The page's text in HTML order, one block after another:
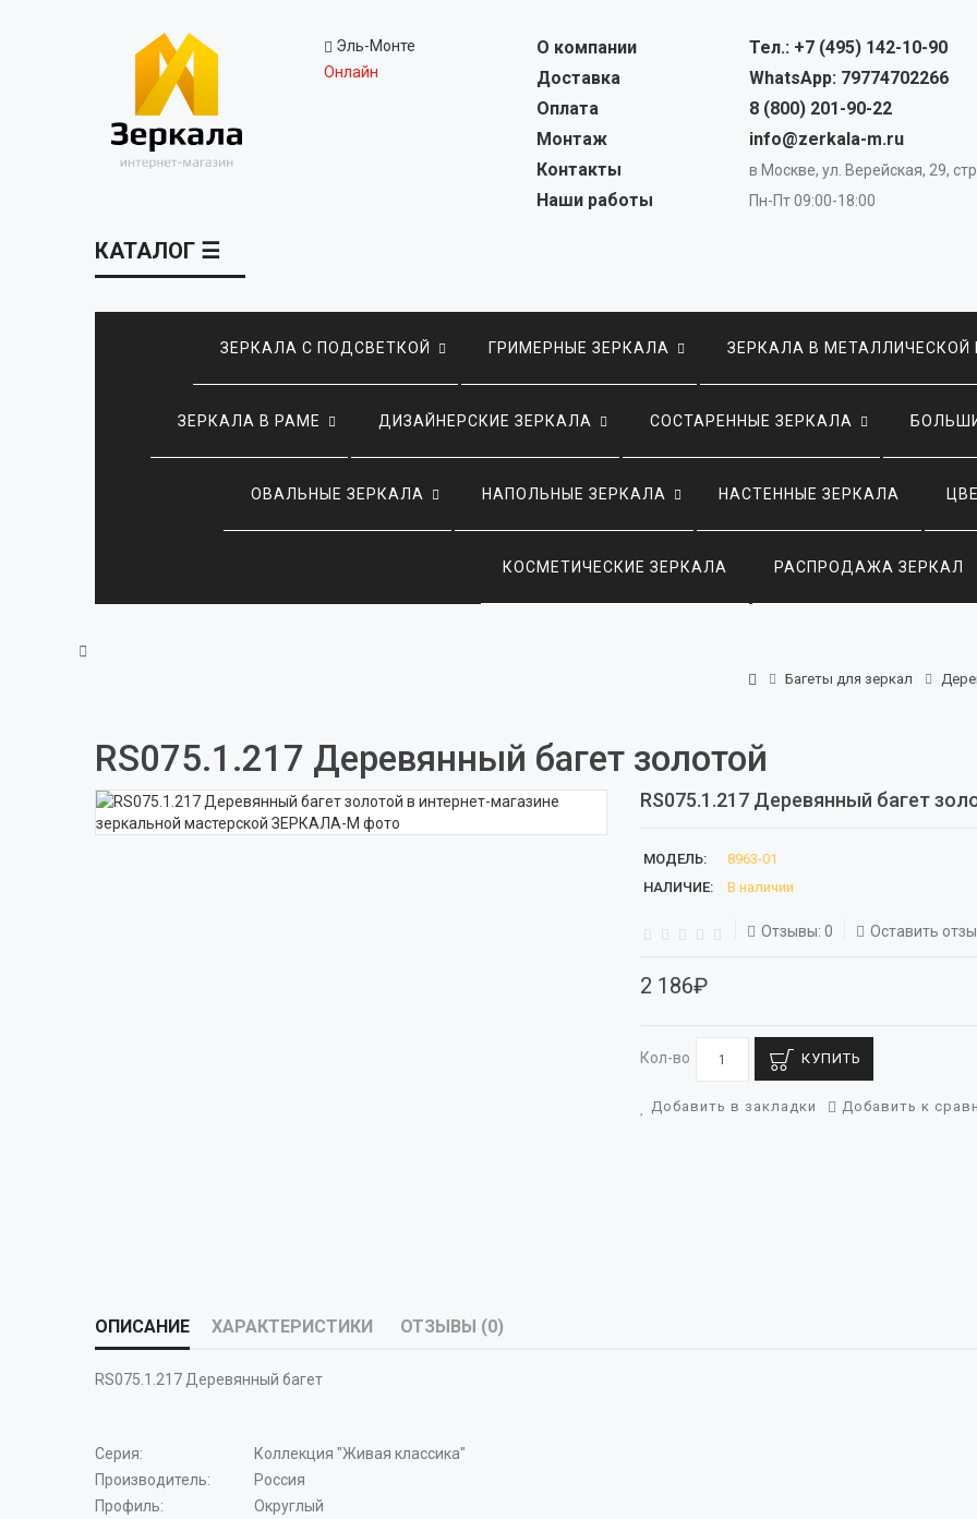
Эль-Монте
Онлайн
О компании
Доставка
Оплата
Монтаж
Контакты
Наши работы
Тел.: +7 (495) 142-10-90
WhatsApp: 79774702266
8 (800) 201-90-22
info@zerkala-m.ru
в Москве, ул. Верейская, 29,
Пн-Пт 09:00-18:00
КАТАЛОГ ☰
ЗЕРКАЛА С ПОДСВЕТКОЙ ГРИМЕРНЫЕ ЗЕРКАЛА ЗЕРКАЛА В МЕТАЛЛИЧЕСКОЙ
ЗЕРКАЛА В РАМЕ ДИЗАЙНЕРСКИЕ ЗЕРКАЛА СОСТАРЕННЫЕ ЗЕРКАЛА
ОВАЛЬНЫЕ ЗЕРКАЛА НАПОЛЬНЫЕ ЗЕРКАЛА НАСТЕННЫЕ ЗЕРКАЛА
КОСМЕТИЧЕСКИЕ ЗЕРКАЛА РАСПРОДАЖА ЗЕРКАЛ
Багеты для зеркал
RS075.1.217 Деревянный багет золотой
RS075.1.217 Деревянный багет
МОДЕЛЬ:
8963-01
НАЛИЧИЕ:
В наличии
Отзывы: 0 Оставить
2 186₽
Кол-во КУПИТЬ
Добавить в закладки Добавить к
ОПИСАНИЕ ХАРАКТЕРИСТИКИ ОТЗЫВЫ (0)
RS075.1.217 Деревянный багет
Серия:
Коллекция "Живая классика"
Производитель:
Россия
Профиль:
Округлый